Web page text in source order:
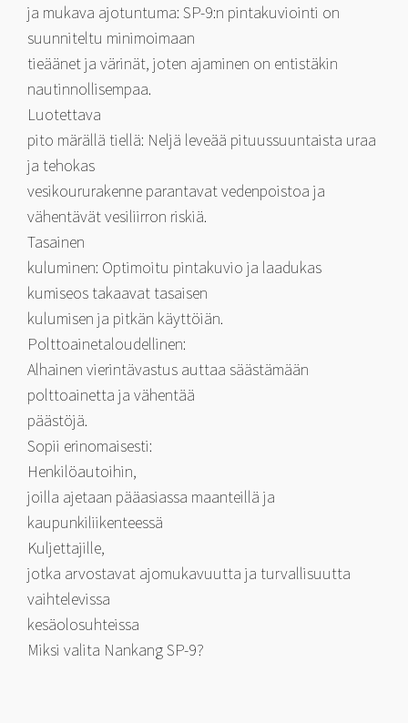
ja mukava ajotuntuma: SP-9:n pintakuviointi on
suunniteltu minimoimaan
tieäänet ja värinät, joten ajaminen on entistäkin
nautinnollisempaa.
Luotettava
pito märällä tiellä: Neljä leveää pituussuuntaista uraa
ja tehokas
vesikoururakenne parantavat vedenpoistoa ja
vähentävät vesiliirron riskiä.
Tasainen
kuluminen: Optimoitu pintakuvio ja laadukas
kumiseos takaavat tasaisen
kulumisen ja pitkän käyttöiän.
Polttoainetaloudellinen:
Alhainen vierintävastus auttaa säästämään
polttoainetta ja vähentää
päästöjä.
Sopii erinomaisesti:
Henkilöautoihin,
joilla ajetaan pääasiassa maanteillä ja
kaupunkiliikenteessä
Kuljettajille,
jotka arvostavat ajomukavuutta ja turvallisuutta
vaihtelevissa
kesäolosuhteissa
Miksi valita Nankang SP-9?